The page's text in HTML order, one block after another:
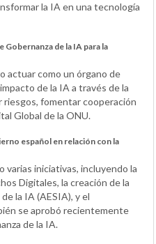
la IA en una tecnología
de la IA para la
actuar como un órgano de
de la IA a través de la
riesgos, fomentar cooperación
Global de la ONU.
español en relación con la
varias iniciativas, incluyendo la
Digitales, la creación de la
la IA (AESIA), y el
se aprobó recientemente
de la IA.